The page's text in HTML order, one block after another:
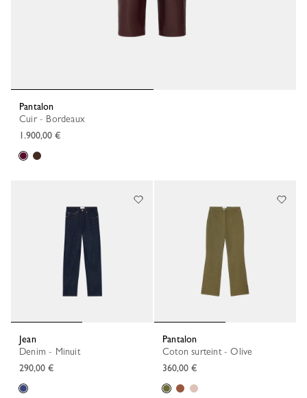
Pantalon
Cuir - Bordeaux
1.900,00 €
Jean
Denim - Minuit
290,00 €
Pantalon
Coton surteint - Olive
360,00 €